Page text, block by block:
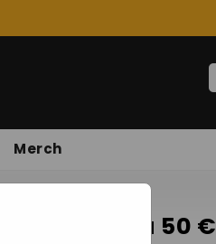
Merch
poukážka 50 €